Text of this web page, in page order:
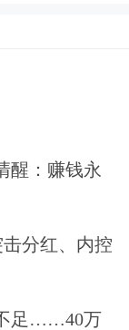
加强金融
制度，依
醒：赚钱永
分红、内控
足……40万